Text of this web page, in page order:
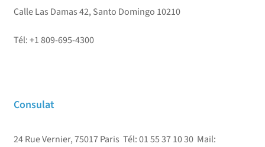
Calle Las Damas 42, Santo Domingo 10210
Tél: +1 809-695-4300
Consulat
24 Rue Vernier, 75017 Paris Tél: 01 55 37 10 30 Mail: